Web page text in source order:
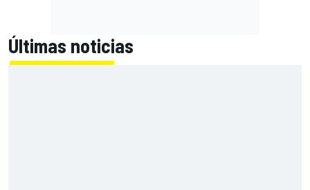
Últimas noticias